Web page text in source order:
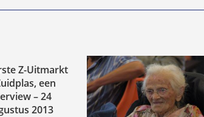
Z-Uitmarkt
een
– 24
2013